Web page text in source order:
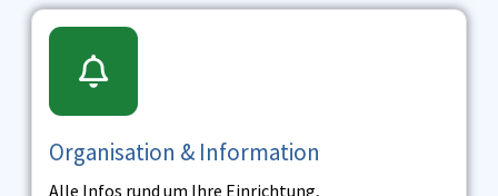
Organisation & Information
Alle Infos rund um Ihre Einrichtung,